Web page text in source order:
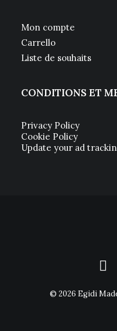
Mon compte
Carrello
Liste de souhaits
CONDITIONS ET
Privacy Policy
Cookie Policy
Update your ad
© 2026 Egidi